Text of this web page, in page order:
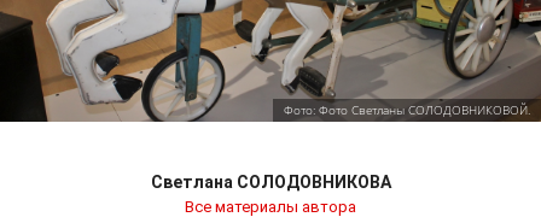
Фото: Фото Светланы СОЛОДОВНИКОВОЙ.
Светлана СОЛОДОВНИКОВА
Все материалы автора